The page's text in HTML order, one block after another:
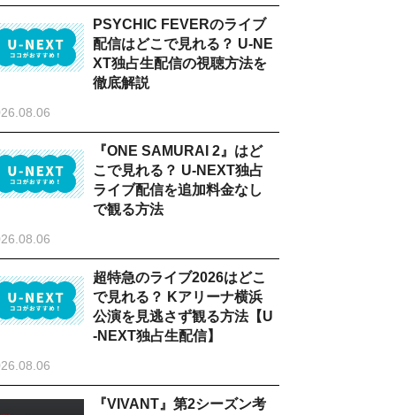
PSYCHIC FEVERのライブ
配信はどこで見れる？ U-NE
XT独占生配信の視聴方法を
徹底解説
『ONE SAMURAI 2』はど
こで見れる？ U-NEXT独占
ライブ配信を追加料金なし
で観る方法
超特急のライブ2026はどこ
で見れる？ Kアリーナ横浜
公演を見逃さず観る方法【U
-NEXT独占生配信】
『VIVANT』第2シーズン考